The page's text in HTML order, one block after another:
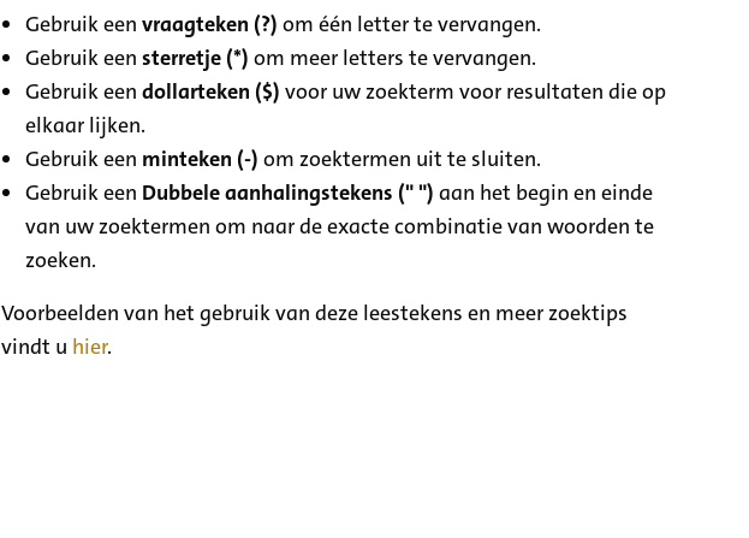
Gebruik eenvraagteken (?) om één letter te vervangen.
Gebruik eensterretje (*) om meer letters te vervangen.
Gebruik eendollarteken ($) voor uw zoekterm voor resultaten die op
elkaar lijken.
Gebruik een minteken (-) om zoektermen uit te sluiten.
Gebruik een Dubbele aanhalingstekens (" ") aan het begin en einde
van uw zoektermen om naar de exacte combinatie van woorden te
zoeken.
Voorbeelden van het gebruik van deze leestekens en meer zoektips
vindt u hier.